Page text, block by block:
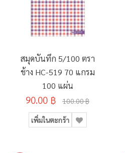
สมุดบันทึก 5/100 ตรา
ช้าง HC-519 70 แกรม
100 แผ่น
90.00 ฿ 100.00 ฿
เพิ่มในตะกร้า